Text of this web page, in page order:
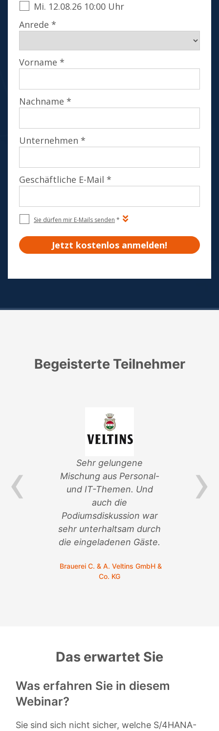
Begeisterte Teilnehmer
‹
Sehr gelungene
Mischung aus Personal-
und IT-Themen. Und
auch die
Podiumsdiskussion war
sehr unterhaltsam durch
die eingeladenen Gäste.
Brauerei C. & A. Veltins GmbH &
Co. KG
an
›
Das erwartet Sie
Was erfahren Sie in diesem
Webinar?
Sie sind sich nicht sicher, welche S/4HANA-